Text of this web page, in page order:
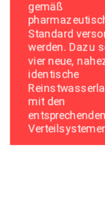
gemäß
Standard
werden. Dazu
vier neue,
identische
mit den
entsprechenden